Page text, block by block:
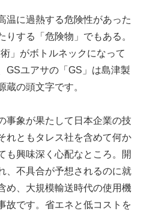
温に過熱する危険性があった
りする「危険物」でもある。
」がボトルネックになって
GSユアサの「GS」は島津製
蔵の頭文字です。
事象が果たして日本企業の技
れともタレス社を含めて何か
も興味深く心配なところ。開
、不具合が予想されるのに就
め、大規模輸送時代の使用機
故です。省エネと低コストを